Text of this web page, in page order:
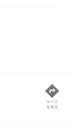
ルート
を見る